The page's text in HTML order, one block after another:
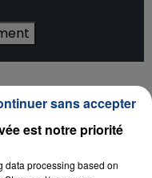
est notre priorité
data processing based on
sans accepter